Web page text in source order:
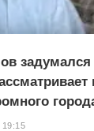
задумался